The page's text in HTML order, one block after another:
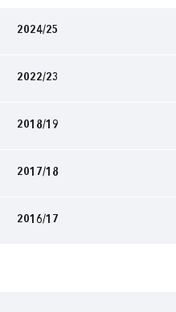
2024/25
2022/23
2018/19
2017/18
2016/17